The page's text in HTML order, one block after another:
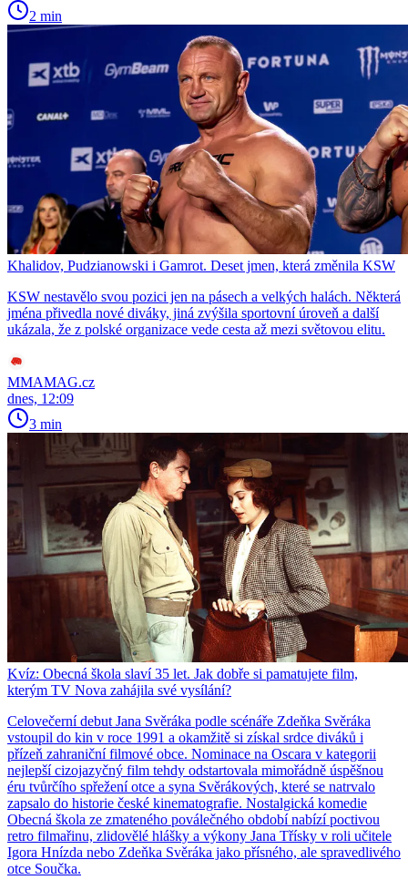
2 min
Khalidov, Pudzianowski i Gamrot. Deset jmen, která změnila KSW
KSW nestavělo svou pozici jen na pásech a velkých halách. Některá
jména přivedla nové diváky, jiná zvýšila sportovní úroveň a další
ukázala, že z polské organizace vede cesta až mezi světovou elitu.
MMAMAG.cz
dnes, 12:09
3 min
Kvíz: Obecná škola slaví 35 let. Jak dobře si pamatujete film,
kterým TV Nova zahájila své vysílání?
Celovečerní debut Jana Svěráka podle scénáře Zdeňka Svěráka
vstoupil do kin v roce 1991 a okamžitě si získal srdce diváků i
přízeň zahraniční filmové obce. Nominace na Oscara v kategorii
nejlepší cizojazyčný film tehdy odstartovala mimořádně úspěšnou
éru tvůrčího spřežení otce a syna Svěrákových, které se natrvalo
zapsalo do historie české kinematografie. Nostalgická komedie
Obecná škola ze zmateného poválečného období nabízí poctivou
retro filmařinu, zlidovělé hlášky a výkony Jana Třísky v roli učitele
Igora Hnízda nebo Zdeňka Svěráka jako přísného, ale spravedlivého
otce Součka.